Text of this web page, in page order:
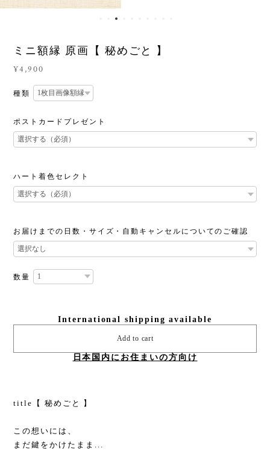
ミニ額縁 原画【 秘めごと 】
¥4,900
種類
ポストカードプレゼント
ハート着色セレクト
お届けまでの日数・サイズ・自動キャンセルについてのご確認
数量
International shipping available
Add to cart
日本国内にお住まいの方向け
title【 秘めごと 】
この想いには、
まだ鍵をかけたまま...